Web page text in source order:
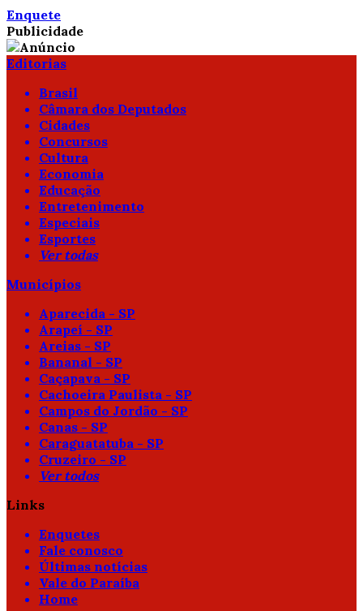
Enquete
Publicidade
Editorias
Brasil
Câmara dos Deputados
Cidades
Concursos
Cultura
Economia
Educação
Entretenimento
Especiais
Esportes
Ver todas
Municípios
Aparecida - SP
Arapeí - SP
Areias - SP
Bananal - SP
Caçapava - SP
Cachoeira Paulista - SP
Campos do Jordão - SP
Canas - SP
Caraguatatuba - SP
Cruzeiro - SP
Ver todos
Links
Enquetes
Fale conosco
Últimas notícias
Vale do Paraíba
Home